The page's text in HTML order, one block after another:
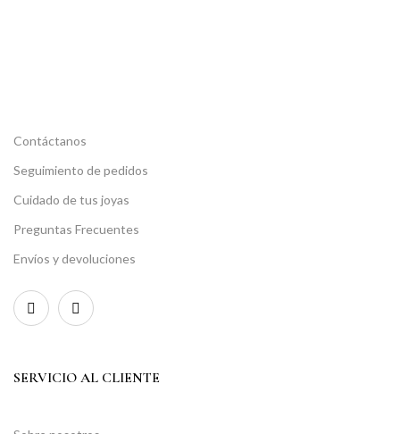
Contáctanos
Seguimiento de pedidos
Cuidado de tus joyas
Preguntas Frecuentes
Envíos y devoluciones
SERVICIO AL CLIENTE